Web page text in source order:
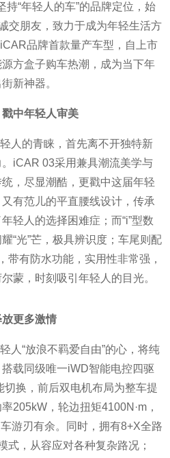
“年轻人的车”的品牌定位，始
交朋友，致力于成为年轻生活方
品牌首款量产车型，自上市
方盒子购车热潮，成为当下年
新神器。
中年轻人审美
人的青睐，首先离不开独特新
iCAR 03采用兼具潮流美学与
，尽显潮酷，更戳中这届年轻
有范儿的平直腰线设计，传承
轻人的选择困难症；而“i”型数
“光”芒，极具辨识度；车尾则配
带有防水功能，实用性非常强，
蒙，时刻吸引年轻人的目光。
更多激情
人“放浪不羁爱自由”的心，将纯
载同级唯一iWD智能电控四驱
切换，前后双电机布局为整车提
205kW，轮边扭矩4100N·m，
游刃有余。同时，拥有8+X全路
式，从容应对各种复杂路况；